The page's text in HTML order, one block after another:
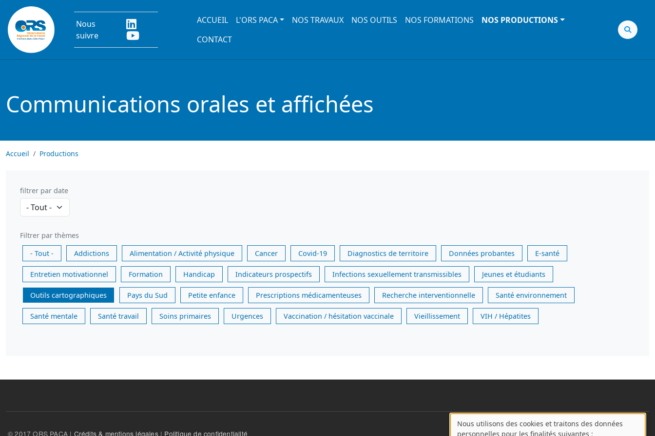
Aller au contenu principal
Nous
suivre
Main navigation
ACCUEIL L'ORS PACA NOS TRAVAUX NOS OUTILS NOS FORMATIONS
NOS PRODUCTIONS
CONTACT
Communications orales et affichées
Accueil Productions
filtrer par date
Filtrer par thèmes
- Tout -
Addictions Alimentation / Activité physique Cancer Covid-19 Diagnostics de territoire Données probantes E-santé
Entretien motivationnel Formation Handicap Indicateurs prospectifs Infections sexuellement transmissibles Jeunes et étudiants
Outils cartographiques Pays du Sud Petite enfance Prescriptions médicamenteuses Recherche interventionnelle Santé environnement
Santé mentale Santé travail Soins primaires Urgences Vaccination / hésitation vaccinale Vieillissement VIH / Hépatites
© 2017 ORS PACA | Crédits & mentions légales| Politique de confidentialité User account menu
A
Nous utilisons des cookies et traitons des données
personnelles pour les finalités suivantes :